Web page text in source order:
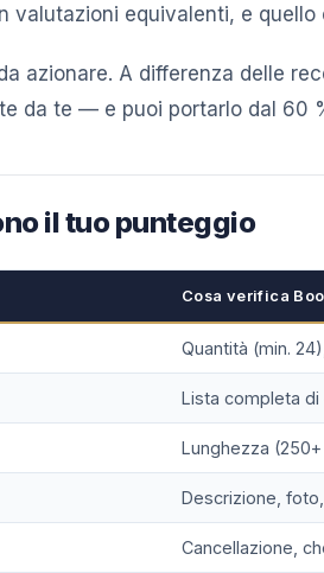
valutazioni equivalenti, e
azionare. A differenza delle
da te — e puoi portarlo dal 60
il tuo punteggio
Cosa verifica
Quantità (min.
Lista completa
Lunghezza
Descrizione,
Cancellazione,